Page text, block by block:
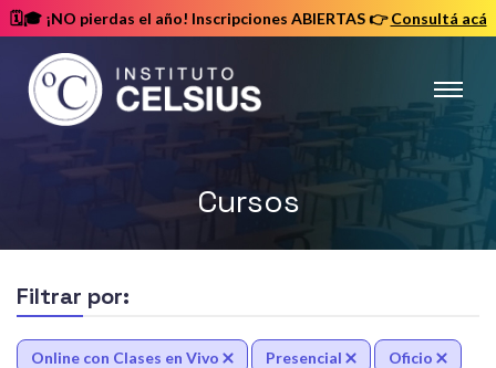
🗓️🎓 ¡NO pierdas el año! Inscripciones ABIERTAS👉 Consultá acá
Instituto
Celsius
Cursos
Filtrar por:
Online con Clases en Vivo Presencial Oficio